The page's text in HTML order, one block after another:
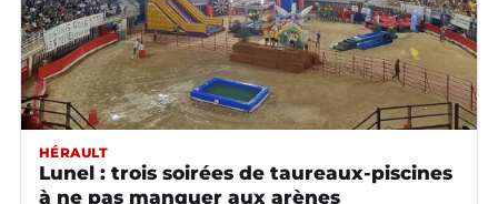
HÉRAULT
Lunel : trois soirées de taureaux-piscines
à ne pas manquer aux arènes